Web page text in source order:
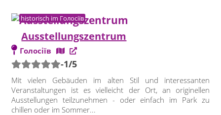
historisch im Голосіїв
Ausstellungszentrum
Голосіїв
-1/5
Mit vielen Gebäuden im alten Stil und interessanten
Veranstaltungen ist es vielleicht der Ort, an originellen
Ausstellungen teilzunehmen - oder einfach im Park zu
chillen oder im Sommer...